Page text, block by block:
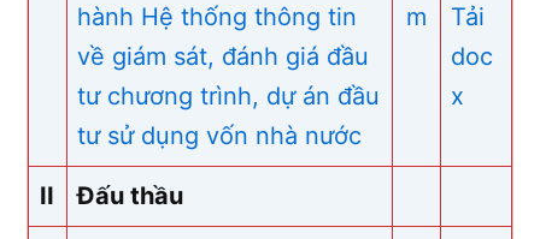
hành Hệ thống thông tin
về giám sát, đánh giá đầu
tư chương trình, dự án đầu
tư sử dụng vốn nhà nước
m
Tải
doc
x
II Đấu thầu